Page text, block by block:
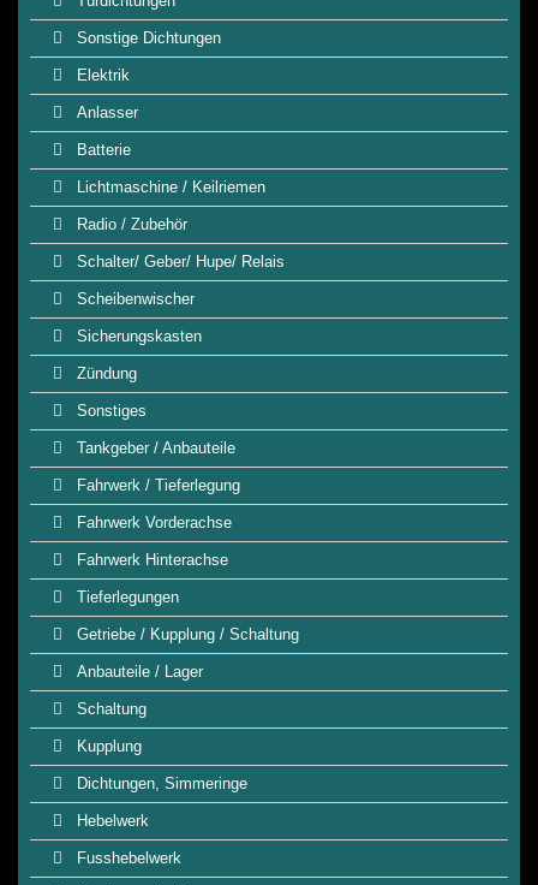
Sonstige Dichtungen
Elektrik
Anlasser
Batterie
Lichtmaschine / Keilriemen
Radio / Zubehör
Schalter/ Geber/ Hupe/ Relais
Scheibenwischer
Sicherungskasten
Zündung
Sonstiges
Tankgeber / Anbauteile
Fahrwerk / Tieferlegung
Fahrwerk Vorderachse
Fahrwerk Hinterachse
Tieferlegungen
Getriebe / Kupplung / Schaltung
Anbauteile / Lager
Schaltung
Kupplung
Dichtungen, Simmeringe
Hebelwerk
Fusshebelwerk